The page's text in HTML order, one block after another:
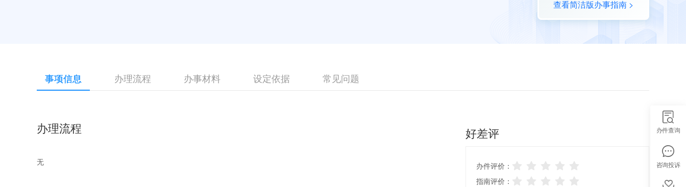
查看简洁版办事指南 >
事项信息 办理流程 办事材料 设定依据 常见问题
办理流程
无
好差评
办件评价：
指南评价：
办件查询
咨询投诉